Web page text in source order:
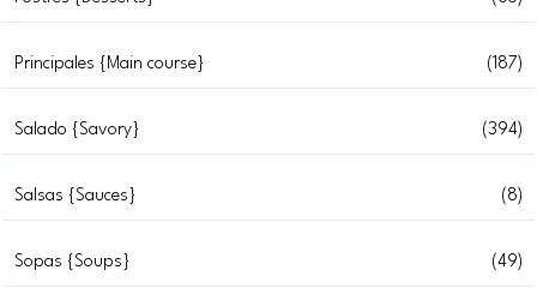
Principales {Main course} (187)
Salado {Savory} (394)
Salsas {Sauces} (8)
Sopas {Soups} (49)